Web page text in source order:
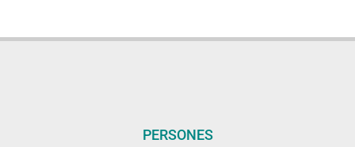
PERSONES